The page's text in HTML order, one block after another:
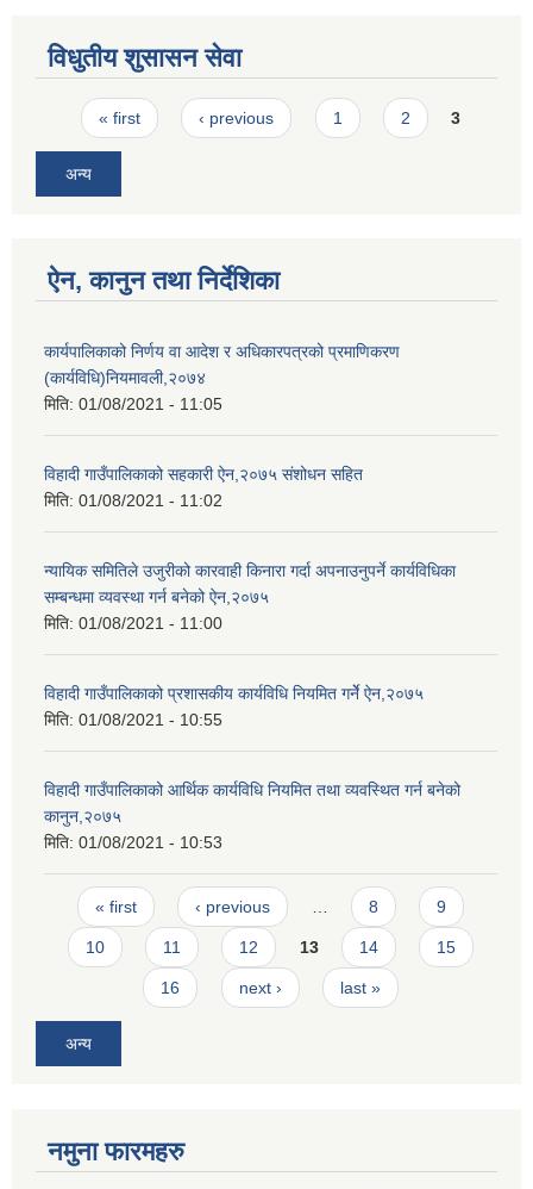
विधुतीय शुसासन सेवा
Pages
« first ‹ previous 1 2 3
अन्य
ऐन, कानुन तथा निर्देशिका
कार्यपालिकाको निर्णय वा आदेश र अधिकारपत्रको प्रमाणिकरण
(कार्यविधि)नियमावली,२०७४
मिति: 01/08/2021 - 11:05
विहादी गाउँपालिकाको सहकारी ऐन,२०७५ संशोधन सहित
मिति: 01/08/2021 - 11:02
न्यायिक समितिले उजुरीको कारवाही किनारा गर्दा अपनाउनुपर्ने कार्यविधिका
सम्बन्धमा व्यवस्था गर्न बनेको ऐन,२०७५
मिति: 01/08/2021 - 11:00
विहादी गाउँपालिकाको प्रशासकीय कार्यविधि नियमित गर्नेे ऐन,२०७५
मिति: 01/08/2021 - 10:55
विहादी गाउँपालिकाको आर्थिक कार्यविधि नियमित तथा व्यवस्थित गर्न बनेको
कानुन,२०७५
मिति: 01/08/2021 - 10:53
Pages
« first ‹ previous … 8 9
10 11 12 13 14 15
16 next › last »
अन्य
नमुना फारमहरु